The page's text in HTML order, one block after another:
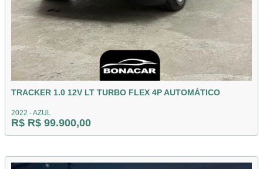
TRACKER 1.0 12V LT TURBO FLEX 4P AUTOMÁTICO
2022 - AZUL
R$ R$ 99.900,00